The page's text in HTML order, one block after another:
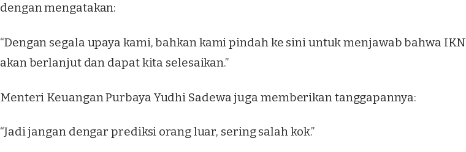
dengan mengatakan:
“Dengan segala upaya kami, bahkan kami pindah ke sini untuk menjawab bahwa IKN
akan berlanjut dan dapat kita selesaikan.”
Menteri Keuangan Purbaya Yudhi Sadewa juga memberikan tanggapannya:
“Jadi jangan dengar prediksi orang luar, sering salah kok.”